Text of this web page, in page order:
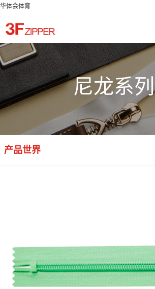
华体会体育
尼龙系列
产品世界